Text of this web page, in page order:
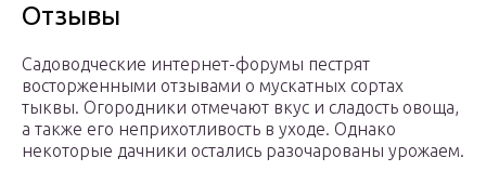
Отзывы
Садоводческие интернет-форумы пестрят
восторженными отзывами о мускатных сортах
тыквы. Огородники отмечают вкус и сладость овоща,
а также его неприхотливость в уходе. Однако
некоторые дачники остались разочарованы урожаем.